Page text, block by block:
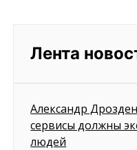
Лента
Александр
сервисы должны
людей